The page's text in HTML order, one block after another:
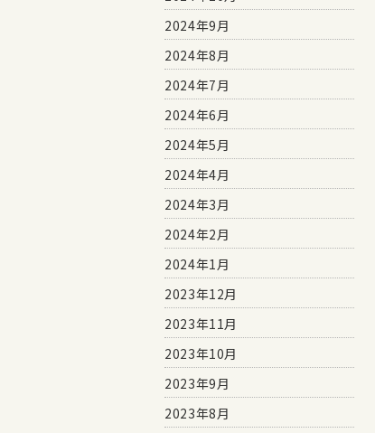
2024年9月
2024年8月
2024年7月
2024年6月
2024年5月
2024年4月
2024年3月
2024年2月
2024年1月
2023年12月
2023年11月
2023年10月
2023年9月
2023年8月